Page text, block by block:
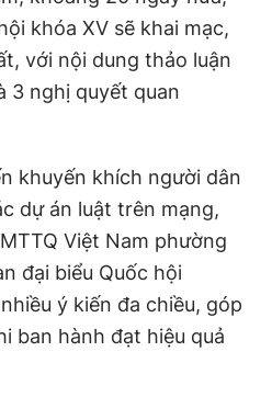
khóa XV sẽ khai mạc,
với nội dung thảo luận
3 nghị quyết quan
khuyến khích người dân
dự án luật trên mạng,
Việt Nam phường
đại biểu Quốc hội
ý kiến đa chiều, góp
ban hành đạt hiệu quả